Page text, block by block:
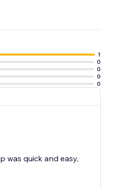
1
0
0
0
0
was quick and easy,